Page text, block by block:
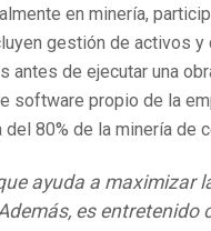
en minería,
gestión de activos y
antes de ejecutar una
software propio de la
80% de la minería de
ayuda a maximizar
es entretenido